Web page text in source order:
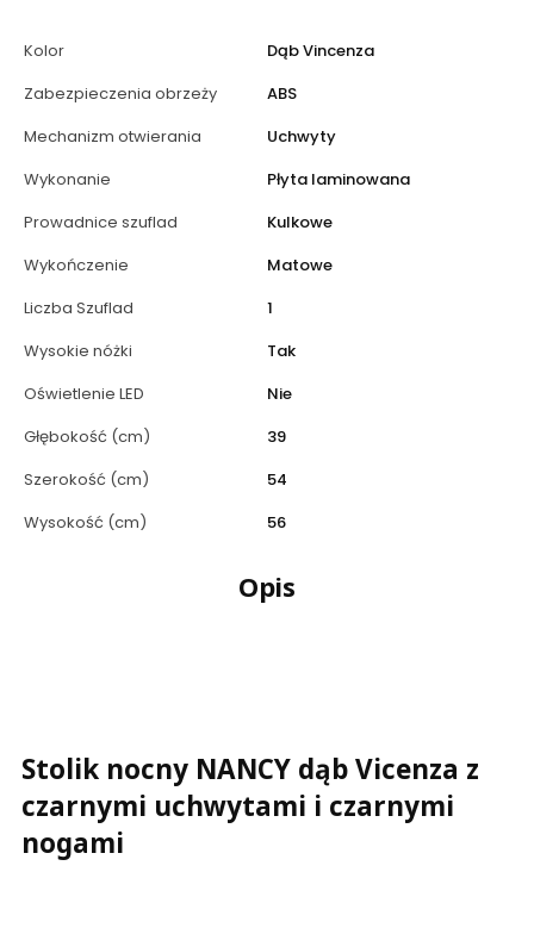
Kolor
Dąb Vincenza
Zabezpieczenia obrzeży
ABS
Mechanizm otwierania
Uchwyty
Wykonanie
Płyta laminowana
Prowadnice szuflad
Kulkowe
Wykończenie
Matowe
Liczba Szuflad
1
Wysokie nóżki
Tak
Oświetlenie LED
Nie
Głębokość (cm)
39
Szerokość (cm)
54
Wysokość (cm)
56
Opis
Stolik nocny NANCY dąb Vicenza z
czarnymi uchwytami i czarnymi
nogami